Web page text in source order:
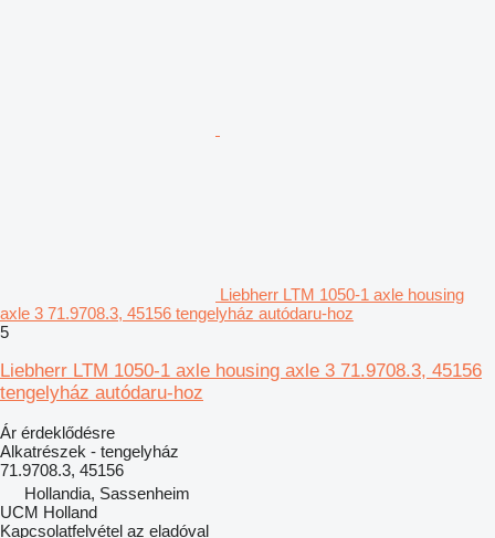
Liebherr LTM 1050-1 axle housing
axle 3 71.9708.3, 45156 tengelyház autódaru-hoz
5
Liebherr LTM 1050-1 axle housing axle 3 71.9708.3, 45156
tengelyház autódaru-hoz
Ár érdeklődésre
Alkatrészek - tengelyház
71.9708.3, 45156
Hollandia, Sassenheim
UCM Holland
Kapcsolatfelvétel az eladóval